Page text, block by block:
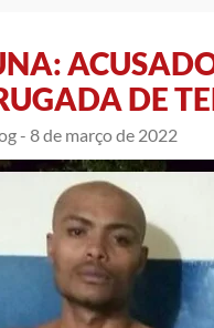
DE
- 8 de março de 2022